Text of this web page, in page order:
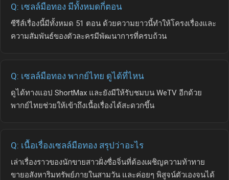
Q: เซลล์มือทอง มีทั้งหมดกี่ตอน
ซีรีส์เรื่องนี้มีทั้งหมด 51 ตอน ด้วยความยาวนี้ทำให้โครงเรื่องและ
ความสัมพันธ์ของตัวละครมีพัฒนาการที่ครบถ้วน
Q: เซลล์มือทอง พากย์ไทย ดูได้ที่ไหน
ดูได้ทางแอป ShortMax และยังมีให้รับชมบน WeTV อีกด้วย
พากย์ไทยช่วยให้เข้าถึงเนื้อเรื่องได้สะดวกขึ้น
Q: เนื้อเรื่องเซลล์มือทอง สรุปว่าอะไร
เล่าเรื่องราวของนักขายสาวฝั่งซื่อจิ่นที่ต้องเผชิญความท้าทาย
ขายอสังหาริมทรัพย์ภายในสามวัน และค่อยๆ พิสูจน์ตัวเองจนได้